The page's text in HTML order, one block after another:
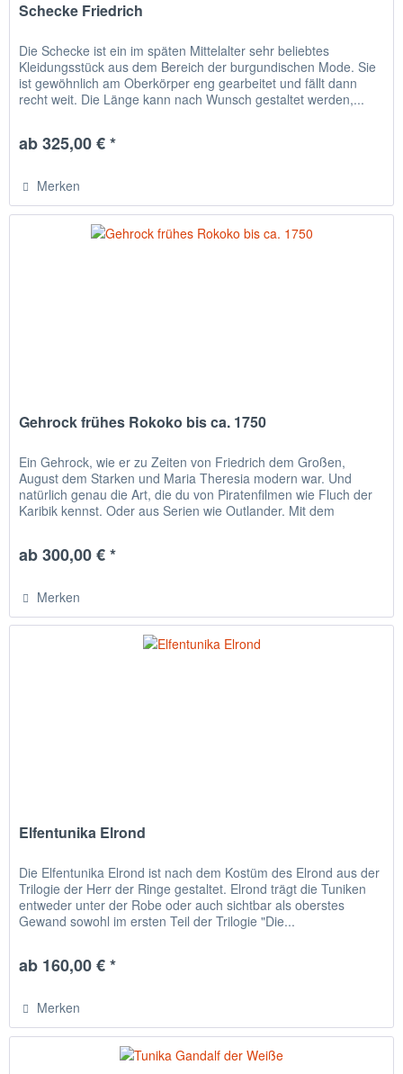
Schecke Friedrich
Die Schecke ist ein im späten Mittelalter sehr beliebtes
Kleidungsstück aus dem Bereich der burgundischen Mode. Sie
ist gewöhnlich am Oberkörper eng gearbeitet und fällt dann
recht weit. Die Länge kann nach Wunsch gestaltet werden,...
ab 325,00 € *
Merken
Gehrock frühes Rokoko bis ca. 1750
Ein Gehrock, wie er zu Zeiten von Friedrich dem Großen,
August dem Starken und Maria Theresia modern war. Und
natürlich genau die Art, die du von Piratenfilmen wie Fluch der
Karibik kennst. Oder aus Serien wie Outlander. Mit dem
ab 300,00 € *
Merken
Elfentunika Elrond
Die Elfentunika Elrond ist nach dem Kostüm des Elrond aus der
Trilogie der Herr der Ringe gestaltet. Elrond trägt die Tuniken
entweder unter der Robe oder auch sichtbar als oberstes
Gewand sowohl im ersten Teil der Trilogie "Die...
ab 160,00 € *
Merken